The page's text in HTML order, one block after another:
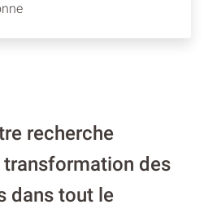
recherche
transformation des
dans tout le